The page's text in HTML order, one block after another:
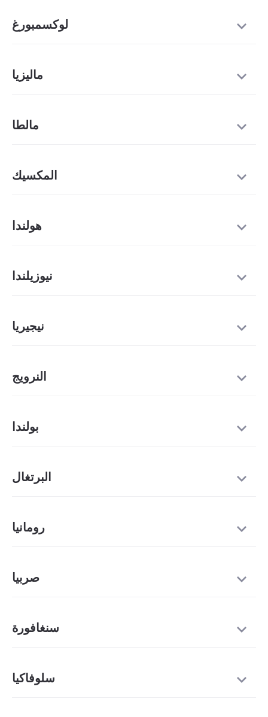
لوكسمبورغ
ماليزيا
مالطا
المكسيك
هولندا
نيوزيلندا
نيجيريا
النرويج
بولندا
البرتغال
رومانيا
صربيا
سنغافورة
سلوفاكيا